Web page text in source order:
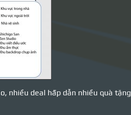
nhiều deal hấp dẫn nhiều quà